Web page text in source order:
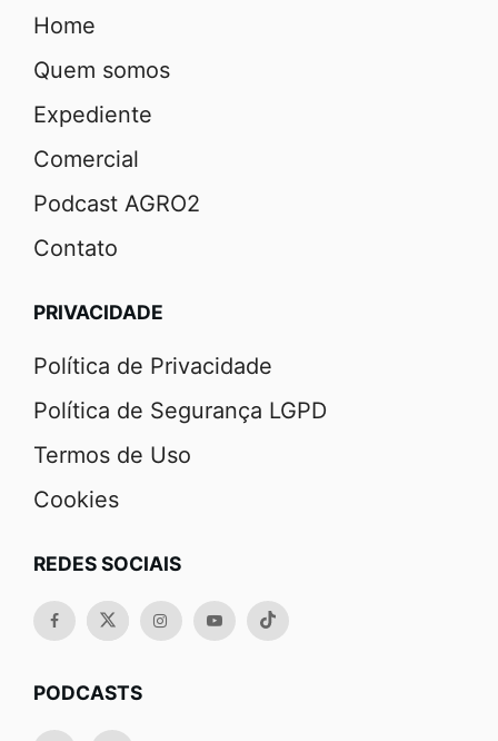
Home
Quem somos
Expediente
Comercial
Podcast AGRO2
Contato
PRIVACIDADE
Política de Privacidade
Política de Segurança LGPD
Termos de Uso
Cookies
REDES SOCIAIS
PODCASTS